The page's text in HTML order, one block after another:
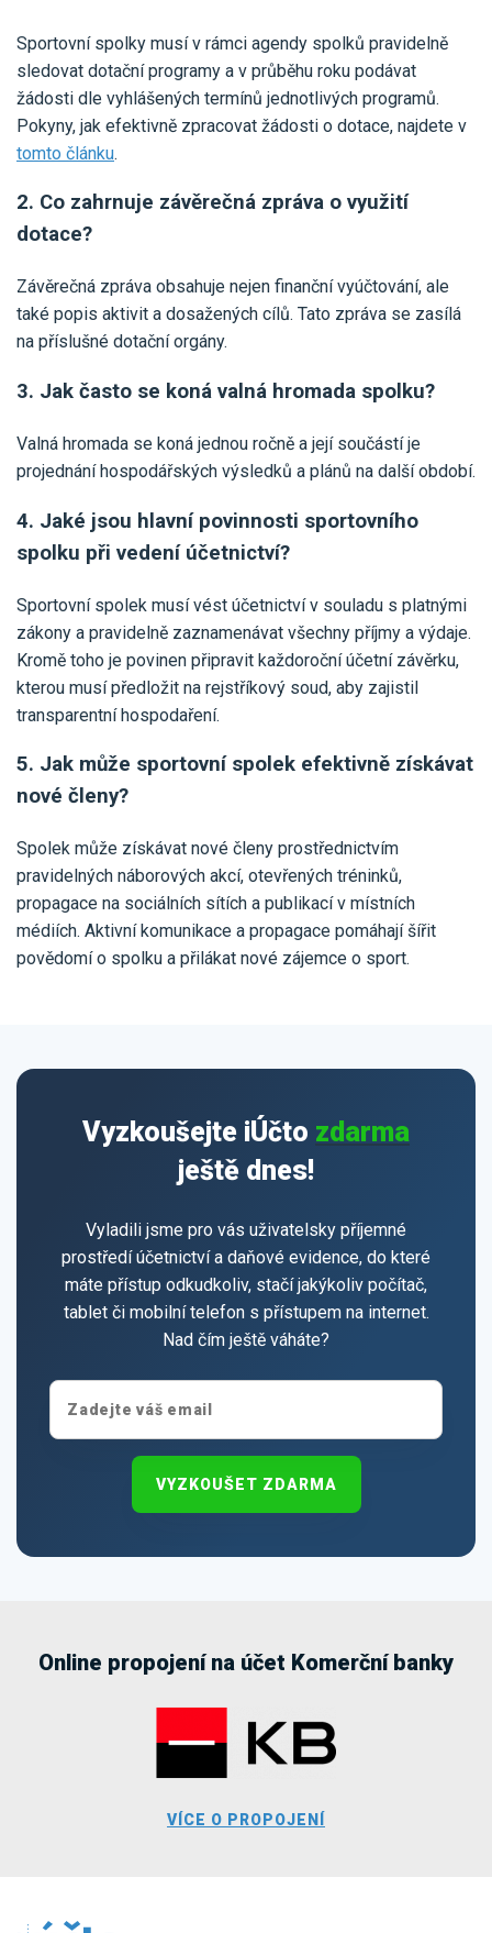
Sportovní spolky musí v rámci agendy spolků pravidelně
sledovat dotační programy a v průběhu roku podávat
žádosti dle vyhlášených termínů jednotlivých programů.
Pokyny, jak efektivně zpracovat žádosti o dotace, najdete v
tomto článku.
2. Co zahrnuje závěrečná zpráva o využití
dotace?
Závěrečná zpráva obsahuje nejen finanční vyúčtování, ale
také popis aktivit a dosažených cílů. Tato zpráva se zasílá
na příslušné dotační orgány.
3. Jak často se koná valná hromada spolku?
Valná hromada se koná jednou ročně a její součástí je
projednání hospodářských výsledků a plánů na další období.
4. Jaké jsou hlavní povinnosti sportovního
spolku při vedení účetnictví?
Sportovní spolek musí vést účetnictví v souladu s platnými
zákony a pravidelně zaznamenávat všechny příjmy a výdaje.
Kromě toho je povinen připravit každoroční účetní závěrku,
kterou musí předložit na rejstříkový soud, aby zajistil
transparentní hospodaření.
5. Jak může sportovní spolek efektivně získávat
nové členy?
Spolek může získávat nové členy prostřednictvím
pravidelných náborových akcí, otevřených tréninků,
propagace na sociálních sítích a publikací v místních
médiích. Aktivní komunikace a propagace pomáhají šířit
povědomí o spolku a přilákat nové zájemce o sport.
Vyzkoušejte iÚčto zdarma
ještě dnes!
Vyladili jsme pro vás uživatelsky příjemné
prostředí účetnictví a daňové evidence, do které
máte přístup odkudkoliv, stačí jakýkoliv počítač,
tablet či mobilní telefon s přístupem na internet.
Nad čím ještě váháte?
VYZKOUŠET ZDARMA
Online propojení na účet Komerční banky
VÍCE O PROPOJENÍ